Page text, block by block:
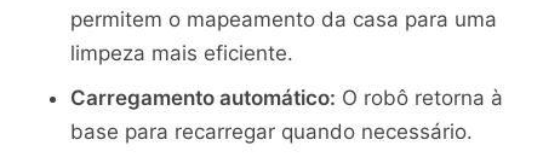
permitem o mapeamento da casa para uma
limpeza mais eficiente.
Carregamento automático: O robô retorna à
base para recarregar quando necessário.